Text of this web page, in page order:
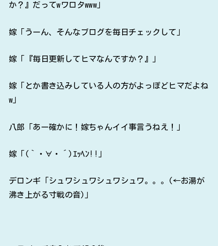
か？』だってwワロタwww」
嫁「うーん、そんなブログを毎日チェックして」
嫁「『毎日更新してヒマなんですか？』」
嫁「とか書き込みしている人の方がよっぽどヒマだよね
w」
八郎「あー確かに！嫁ちゃんイイ事言うねえ！」
嫁「(｀・∀・´)ｴｯﾍﾝ!!」
デロンギ「シュワシュワシュワシュワ。。。(←お湯が
沸き上がる寸戦の音)」